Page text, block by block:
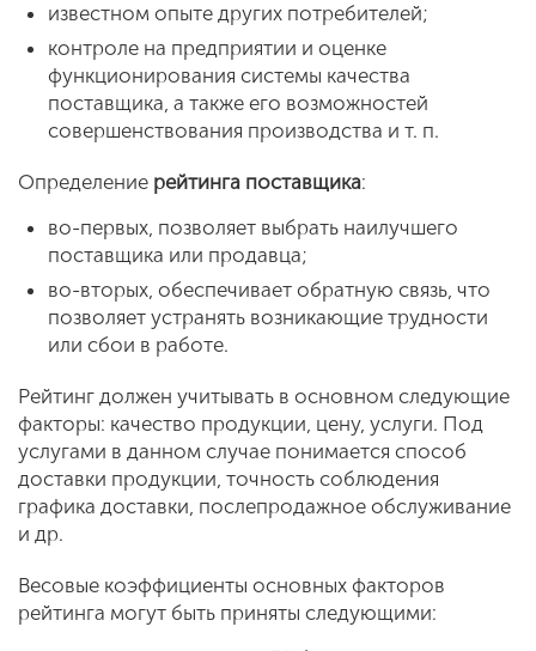
известном опыте других потребителей;
контроле на предприятии и оценке
функционирования системы качества
поставщика, а также его возможностей
совершенствования производства и т. п.
Определение рейтинга поставщика:
во-первых, позволяет выбрать наилучшего
поставщика или продавца;
во-вторых, обеспечивает обратную связь, что
позволяет устранять возникающие трудности
или сбои в работе.
Рейтинг должен учитывать в основном следующие
факторы: качество продукции, цену, услуги. Под
услугами в данном случае понимается способ
доставки продукции, точность соблюдения
графика доставки, послепродажное обслуживание
и др.
Весовые коэффициенты основных факторов
рейтинга могут быть приняты следующими: